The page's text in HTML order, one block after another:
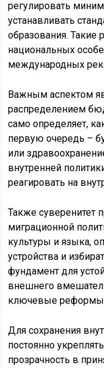
регулировать
устанавливать
образования. Такие
национальных
международных
Важным аспектом
распределением
само определяет,
первую очередь –
или
внутренней
реагировать на
Также суверенитет
миграционной
культуры и языка,
устройства и
фундамент для
внешнего
ключевые
Для сохранения
постоянно
прозрачность в